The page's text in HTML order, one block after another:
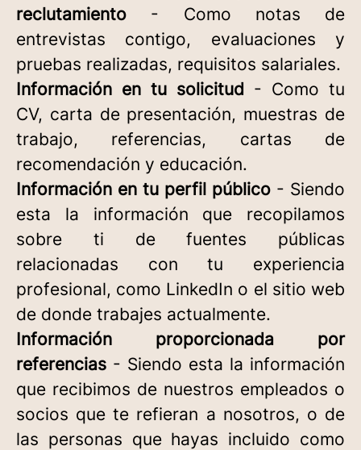
reclutamiento - Como notas de
entrevistas contigo, evaluaciones y
pruebas realizadas, requisitos salariales.
Información en tu solicitud - Como tu
CV, carta de presentación, muestras de
trabajo, referencias, cartas de
recomendación y educación.
Información en tu perfil público - Siendo
esta la información que recopilamos
sobre ti de fuentes públicas
relacionadas con tu experiencia
profesional, como LinkedIn o el sitio web
de donde trabajes actualmente.
Información proporcionada por
referencias - Siendo esta la información
que recibimos de nuestros empleados o
socios que te refieran a nosotros, o de
las personas que hayas incluido como